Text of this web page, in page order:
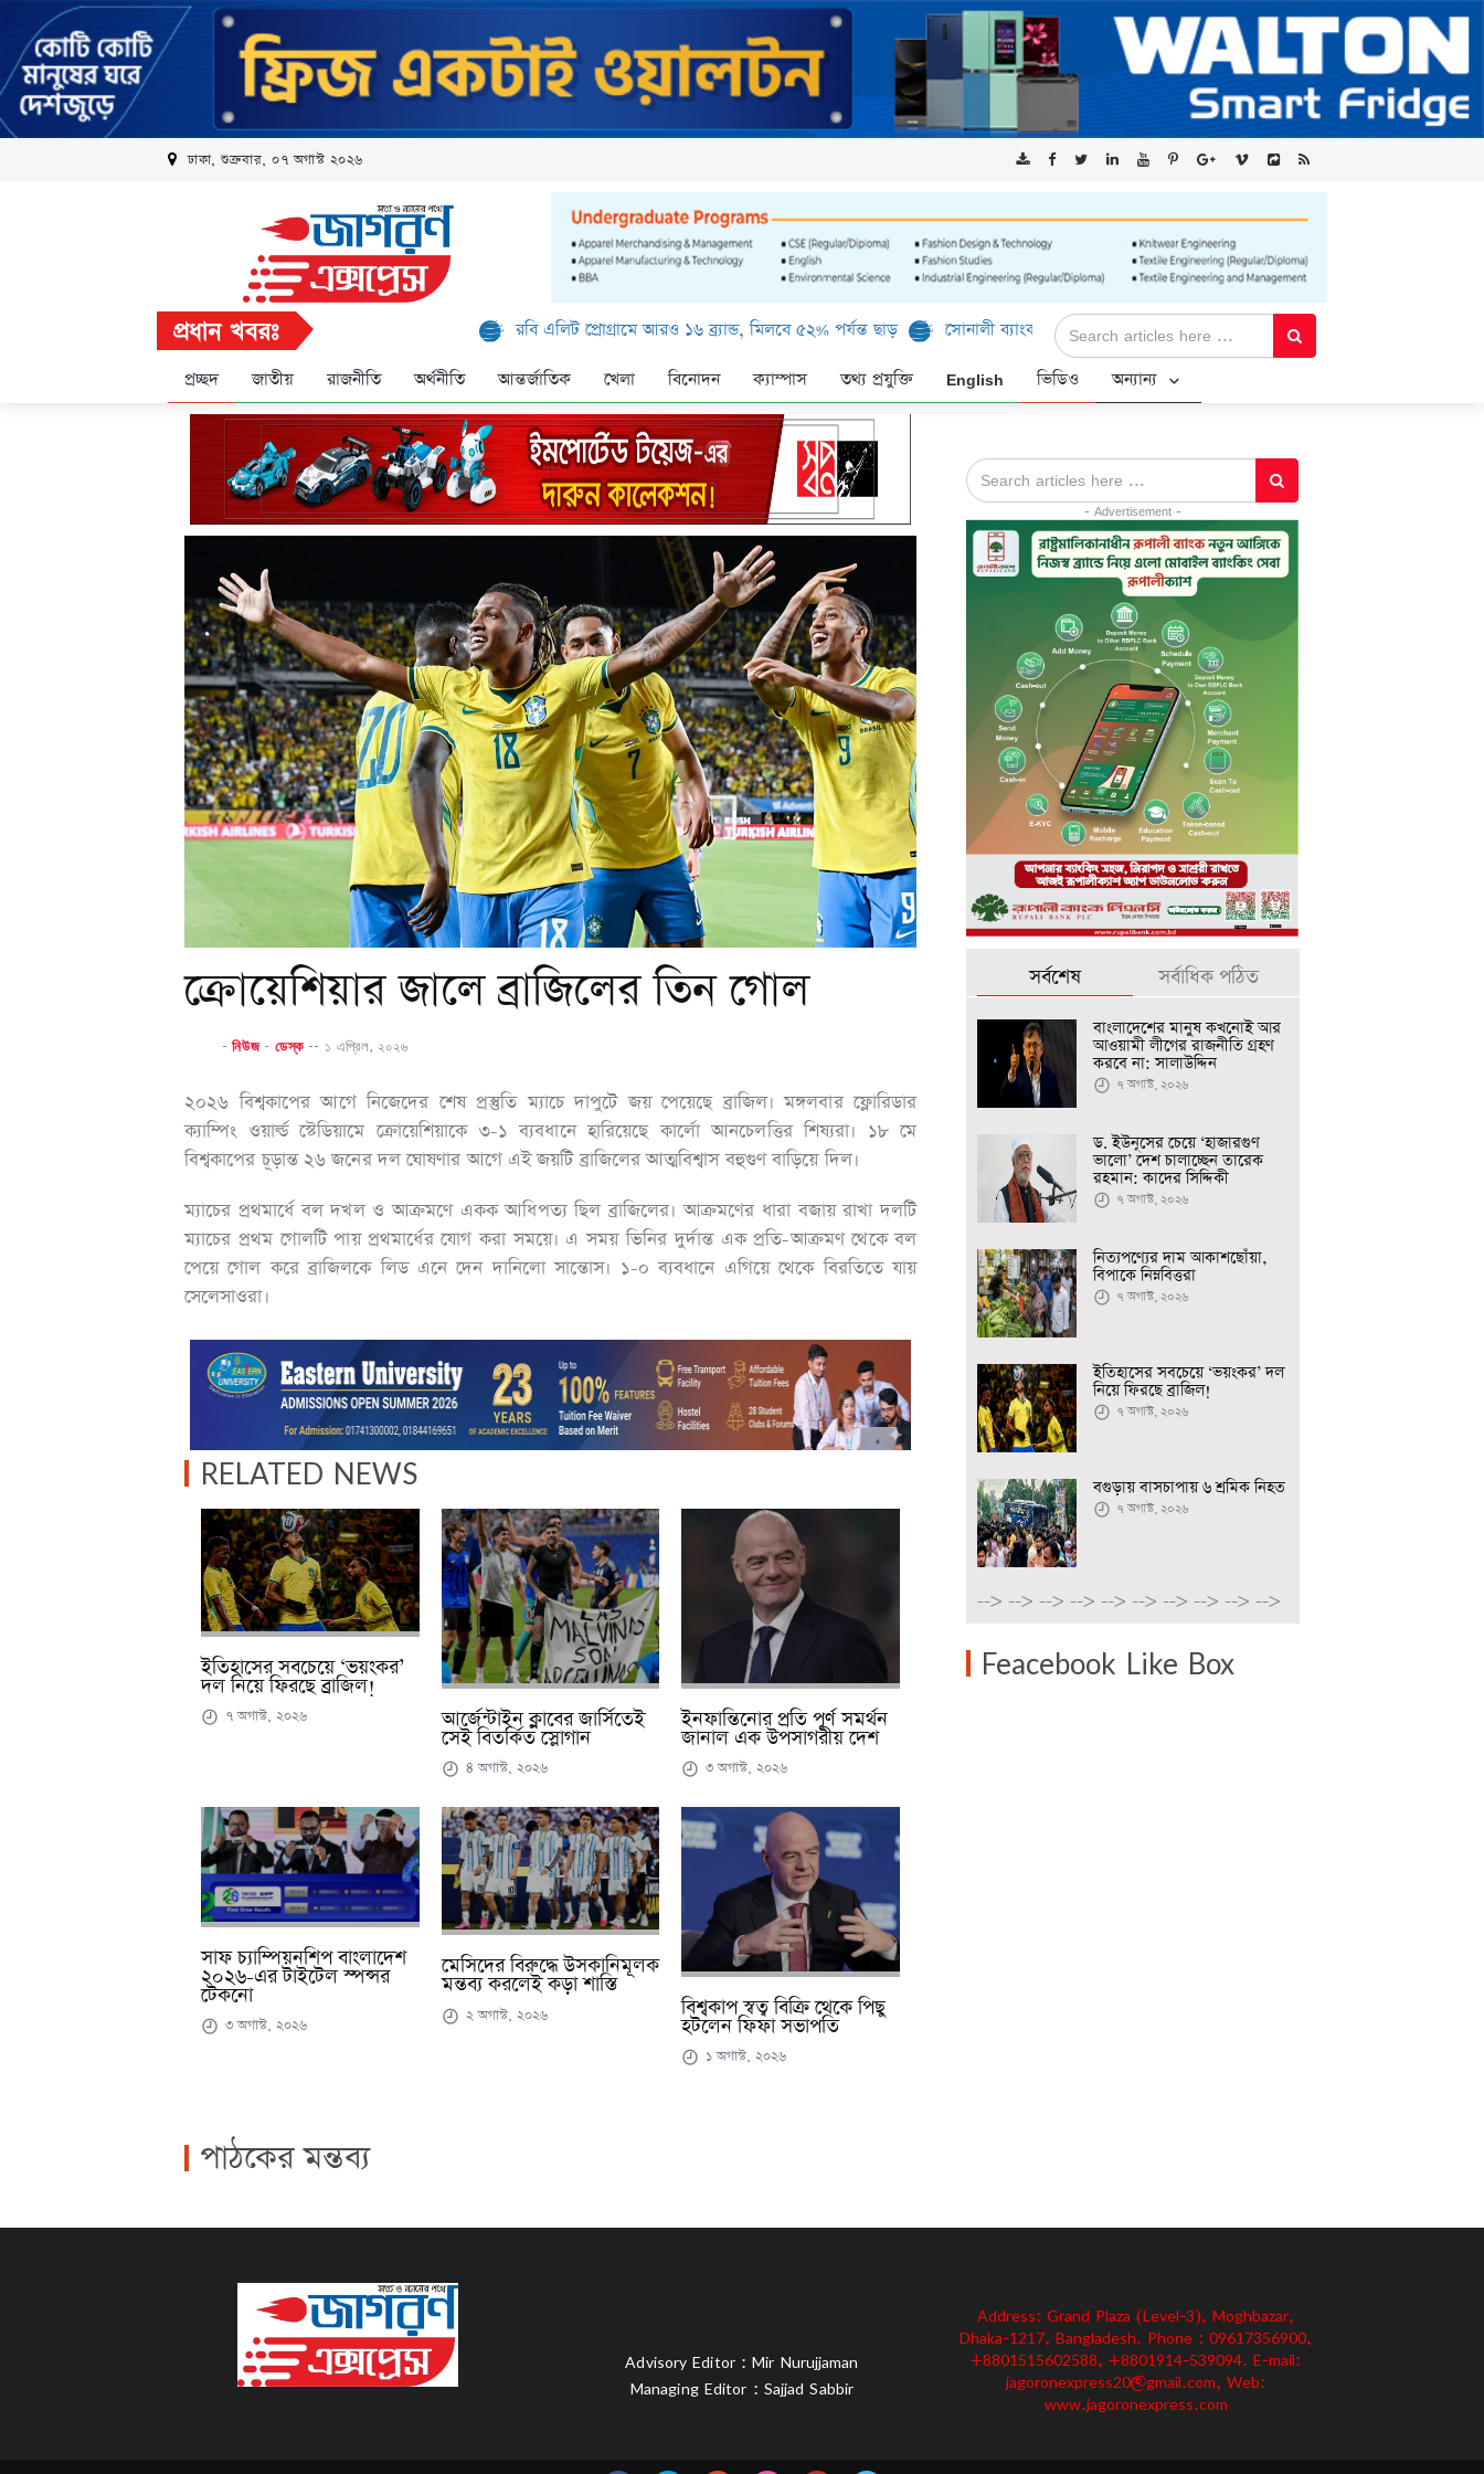
ঢাকা, শুক্রবার, ০৭ অগাস্ট ২০২৬
প্রধান খবরঃ রবি এলিট প্রোগ্রামে আরও ১৬ ব্র্যান্ড, মিলবে ৫২% পর্যন্ত ছাড় সোনালী ব্যাংক লিমিটেড-এর ‘কৃষক কার্ড’ কর্মসূচির জন্য সুরক্ষিত সংযোগ প্রদান করছে
প্রচ্ছদ জাতীয় রাজনীতি অর্থনীতি আন্তর্জাতিক খেলা বিনোদন ক্যাম্পাস তথ্য প্রযুক্তি English ভিডিও অন্যান্য
ক্রোয়েশিয়ার জালে ব্রাজিলের তিন গোল
-নিউজ- ডেস্ক -- ১ এপ্রিল, ২০২৬
২০২৬ বিশ্বকাপের আগে নিজেদের শেষ প্রস্তুতি ম্যাচে দাপুটে জয় পেয়েছে ব্রাজিল। মঙ্গলবার ফ্লোরিডার
ক্যাম্পিং ওয়ার্ল্ড স্টেডিয়ামে ক্রোয়েশিয়াকে ৩-১ ব্যবধানে হারিয়েছে কার্লো আনচেলত্তির শিষ্যরা। ১৮ মে
বিশ্বকাপের চূড়ান্ত ২৬ জনের দল ঘোষণার আগে এই জয়টি ব্রাজিলের আত্মবিশ্বাস বহুগুণ বাড়িয়ে দিল।
ম্যাচের প্রথমার্ধে বল দখল ও আক্রমণে একক আধিপত্য ছিল ব্রাজিলের। আক্রমণের ধারা বজায় রাখা দলটি
ম্যাচের প্রথম গোলটি পায় প্রথমার্ধের যোগ করা সময়ে। এ সময় ভিনির দুর্দান্ত এক প্রতি-আক্রমণ থেকে বল
পেয়ে গোল করে ব্রাজিলকে লিড এনে দেন দানিলো সান্তোস। ১-০ ব্যবধানে এগিয়ে থেকে বিরতিতে যায়
সেলেসাওরা।
RELATED NEWS
ইতিহাসের সবচেয়ে ‘ভয়ংকর’
দল নিয়ে ফিরছে ব্রাজিল!
৭ অগাস্ট, ২০২৬ আর্জেন্টাইন ক্লাবের জার্সিতেই
সেই বিতর্কিত স্লোগান
৪ অগাস্ট, ২০২৬
ইনফান্তিনোর প্রতি পূর্ণ সমর্থন
জানাল এক উপসাগরীয় দেশ
৩ অগাস্ট, ২০২৬
সাফ চ্যাম্পিয়নশিপ বাংলাদেশ
২০২৬-এর টাইটেল স্পন্সর
টেকনো
৩ অগাস্ট, ২০২৬
মেসিদের বিরুদ্ধে উসকানিমূলক
মন্তব্য করলেই কড়া শাস্তি
২ অগাস্ট, ২০২৬ বিশ্বকাপ স্বত্ব বিক্রি থেকে পিছু
হটলেন ফিফা সভাপতি
১ অগাস্ট, ২০২৬
পাঠকের মন্তব্য
- Advertisement -
সর্বশেষ সর্বাধিক পঠিত
বাংলাদেশের মানুষ কখনোই আর
আওয়ামী লীগের রাজনীতি গ্রহণ
করবে না: সালাউদ্দিন
৭ অগাস্ট, ২০২৬
ড. ইউনূসের চেয়ে ‘হাজারগুণ
ভালো’ দেশ চালাচ্ছেন তারেক
রহমান: কাদের সিদ্দিকী
৭ অগাস্ট, ২০২৬
নিত্যপণ্যের দাম আকাশছোঁয়া,
বিপাকে নিম্নবিত্তরা
৭ অগাস্ট, ২০২৬
ইতিহাসের সবচেয়ে ‘ভয়ংকর’ দল
নিয়ে ফিরছে ব্রাজিল!
৭ অগাস্ট, ২০২৬
বগুড়ায় বাসচাপায় ৬ শ্রমিক নিহত
৭ অগাস্ট, ২০২৬
--> --> --> --> --> --> --> --> --> -->
Feacebook Like Box
Advisory Editor : Mir Nurujjaman
Managing Editor : Sajjad Sabbir
Address: Grand Plaza (Level-3), Moghbazar,
Dhaka-1217, Bangladesh. Phone : 09617356900,
+8801515602588, +8801914-539094. E-mail:
jagoronexpress20@gmail.com, Web:
www.jagoronexpress.com